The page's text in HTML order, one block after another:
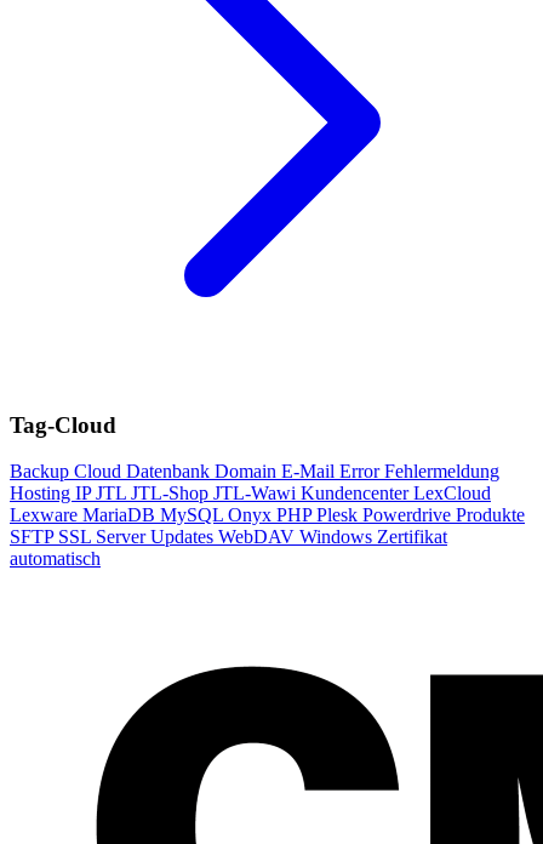
Tag-Cloud
Backup Cloud Datenbank Domain E-Mail ErrorFehlermeldung
Hosting IPJTL JTL-Shop JTL-Wawi KundencenterLexCloud
Lexware MariaDB MySQL Onyx PHPPlesk Powerdrive Produkte
SFTP SSL ServerUpdates WebDAV Windows Zertifikat
automatisch